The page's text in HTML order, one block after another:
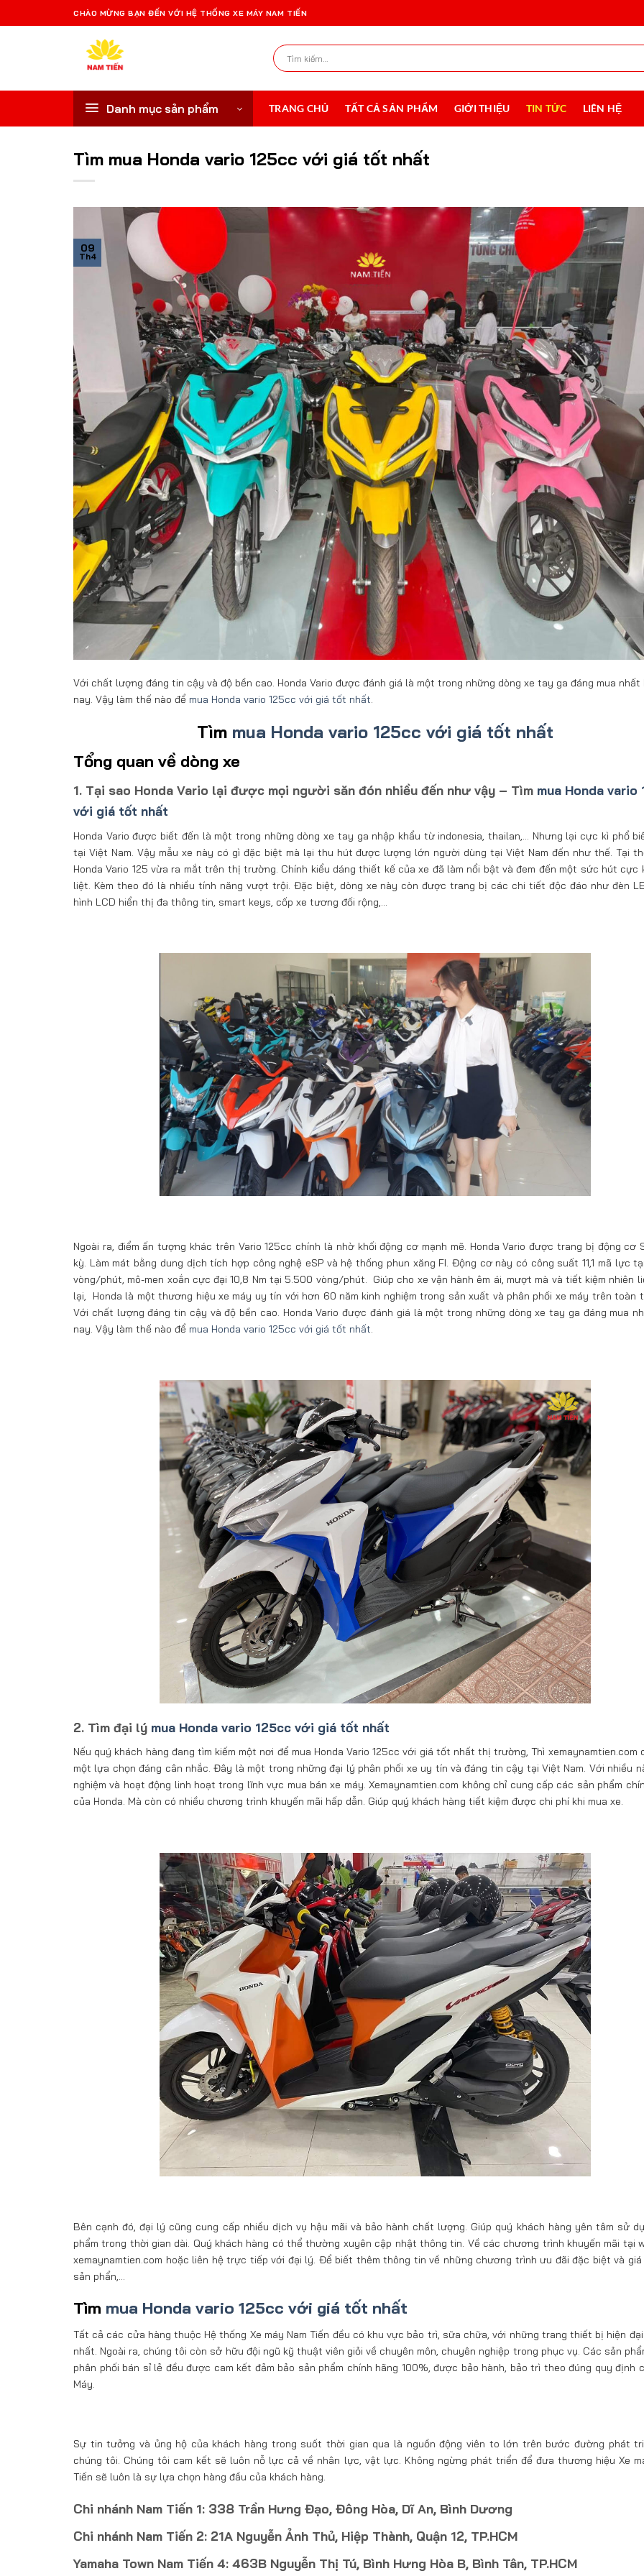
qua
CHÀO MỪNG BẠN ĐẾN VỚI HỆ THỐNG XE MÁY NAM TIẾN
Tìm
kiếm:
Danh mục sản phẩm TRANG CHỦ TẤT CẢ SẢN PHẨM GIỚI THIỆU TIN TỨC LIÊN HỆ
Tìm mua Honda vario 125cc với giá tốt nhất
09
Th4
Với chất lượng đáng tin cậy và độ bền cao. Honda Vario được đánh giá là một trong những dòng xe tay ga đáng mua nhất
nay. Vậy làm thế nào để mua Honda vario 125cc với giá tốt nhất.
Tìm mua Honda vario 125cc với giá tốt nhất
Tổng quan về dòng xe
1. Tại sao Honda Vario lại được mọi người săn đón nhiều đến như vậy – Tìm mua Honda vario
với giá tốt nhất
Honda Vario được biết đến là một trong những dòng xe tay ga nhập khẩu từ indonesia, thailan,… Nhưng lại cực kì phổ
tại Việt Nam. Vậy mẫu xe này có gì đặc biệt mà lại thu hút được lượng lớn người dùng tại Việt Nam đến như thế. Tại
Honda Vario 125 vừa ra mắt trên thị trường. Chính kiểu dáng thiết kế của xe đã làm nổi bật và đem đến một sức hút cực
liệt. Kèm theo đó là nhiều tính năng vượt trội. Đặc biệt, dòng xe này còn được trang bị các chi tiết độc đáo như đèn
hình LCD hiển thị đa thông tin, smart keys, cốp xe tương đối rộng,…
Ngoài ra, điểm ấn tượng khác trên Vario 125cc chính là nhờ khối động cơ mạnh mẽ. Honda Vario được trang bị động cơ
kỳ. Làm mát bằng dung dịch tích hợp công nghệ eSP và hệ thống phun xăng FI. Động cơ này có công suất 11,1 mã lực
vòng/phút, mô-men xoắn cực đại 10,8 Nm tại 5.500 vòng/phút. Giúp cho xe vận hành êm ái, mượt mà và tiết kiệm nhiên
lại, Honda là một thương hiệu xe máy uy tín với hơn 60 năm kinh nghiệm trong sản xuất và phân phối xe máy trên toàn
Với chất lượng đáng tin cậy và độ bền cao. Honda Vario được đánh giá là một trong những dòng xe tay ga đáng mua
nay. Vậy làm thế nào để mua Honda vario 125cc với giá tốt nhất.
2. Tìm đại lý mua Honda vario 125cc với giá tốt nhất
Nếu quý khách hàng đang tìm kiếm một nơi để mua Honda Vario 125cc với giá tốt nhất thị trường, Thì xemaynamtien.com
một lựa chọn đáng cân nhắc. Đây là một trong những đại lý phân phối xe uy tín và đáng tin cậy tại Việt Nam. Với nhiều
nghiệm và hoạt động linh hoạt trong lĩnh vực mua bán xe máy. Xemaynamtien.com không chỉ cung cấp các sản phẩm
của Honda. Mà còn có nhiều chương trình khuyến mãi hấp dẫn. Giúp quý khách hàng tiết kiệm được chi phí khi mua xe.
Bên cạnh đó, đại lý cũng cung cấp nhiều dịch vụ hậu mãi và bảo hành chất lượng. Giúp quý khách hàng yên tâm sử
phẩm trong thời gian dài. Quý khách hàng có thể thường xuyên cập nhật thông tin. Về các chương trình khuyến mãi tại
xemaynamtien.com hoặc liên hệ trực tiếp với đại lý. Để biết thêm thông tin về những chương trình ưu đãi đặc biệt và
sản phẩn,…
Tìm mua Honda vario 125cc với giá tốt nhất
Tất cả các cửa hàng thuộc Hệ thống Xe máy Nam Tiến đều có khu vực bảo trì, sữa chữa, với những trang thiết bị hiện
nhất. Ngoài ra, chúng tôi còn sở hữu đội ngũ kỹ thuật viên giỏi về chuyên môn, chuyên nghiệp trong phục vụ. Các sản
phân phối bán sỉ lẻ đều được cam kết đảm bảo sản phẩm chính hãng 100%, được bảo hành, bảo trì theo đúng quy định
Máy.
Sự tin tưởng và ủng hộ của khách hàng trong suốt thời gian qua là nguồn động viên to lớn trên bước đường phát
chúng tôi. Chúng tôi cam kết sẽ luôn nỗ lực cả về nhân lực, vật lực. Không ngừng phát triển để đưa thương hiệu Xe
Tiến sẽ luôn là sự lựa chọn hàng đầu của khách hàng.
Chi nhánh Nam Tiến 1: 338 Trần Hưng Đạo, Đông Hòa, Dĩ An, Bình Dương
Chi nhánh Nam Tiến 2: 21A Nguyễn Ảnh Thủ, Hiệp Thành, Quận 12, TP.HCM
Yamaha Town Nam Tiến 4: 463B Nguyễn Thị Tú, Bình Hưng Hòa B, Bình Tân, TP.HCM